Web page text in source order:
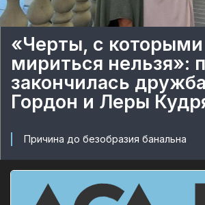
«Черты, с которыми
мириться нельзя»:
закончилась
Гордон и Леры
Причина до безобразия банальна